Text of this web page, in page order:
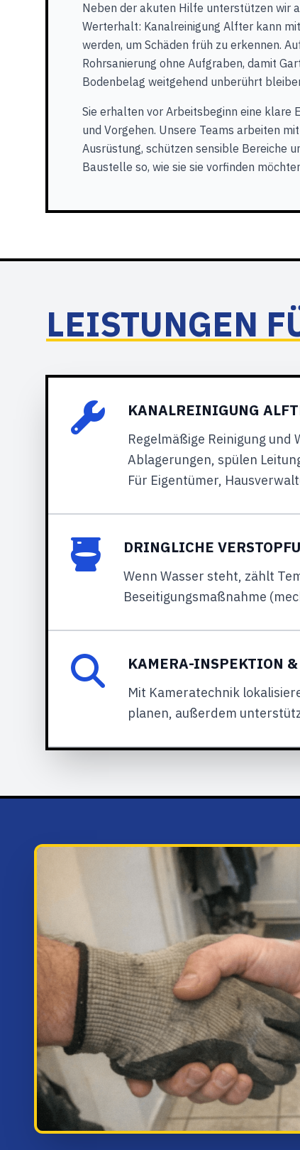
Neben der akuten Hilfe unterstützen wir
Werterhalt: Kanalreinigung Alfter kann
werden, um Schäden früh zu erkennen.
Rohrsanierung ohne Aufgraben, damit
Bodenbelag weitgehend unberührt
Sie erhalten vor Arbeitsbeginn eine klare
und Vorgehen. Unsere Teams arbeiten
Ausrüstung, schützen sensible Bereiche
Baustelle so, wie sie sie vorfinden
LEISTUNGEN
KANALREINIGUNG
Regelmäßige Reinigung
Ablagerungen, spülen
Für Eigentümer,
DRINGLICHE
Wenn Wasser steht, zählt
Beseitigungsmaßnahme
KAMERA-INSPEKTION
Mit Kameratechnik
planen, außerdem